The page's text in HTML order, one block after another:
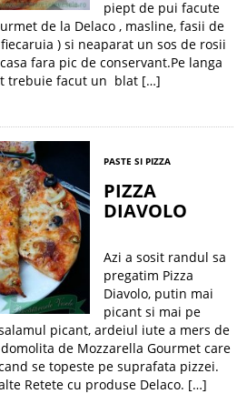
piept de pui facute
de la Delaco , masline, fasii de
) si neaparat un sos de rosii
fara pic de conservant.Pe langa
trebuie facut un blat […]
PASTE SI PIZZA
PIZZA
DIAVOLO
Azi a sosit randul sa
pregatim Pizza
Diavolo, putin mai
picant si mai pe
picant, ardeiul iute a mers de
de Mozzarella Gourmet care
se topeste pe suprafata pizzei.
Retete cu produse Delaco. […]